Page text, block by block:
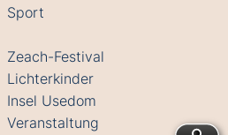
Sport
Zeach-Festival
Lichterkinder
Insel Usedom
Veranstaltung